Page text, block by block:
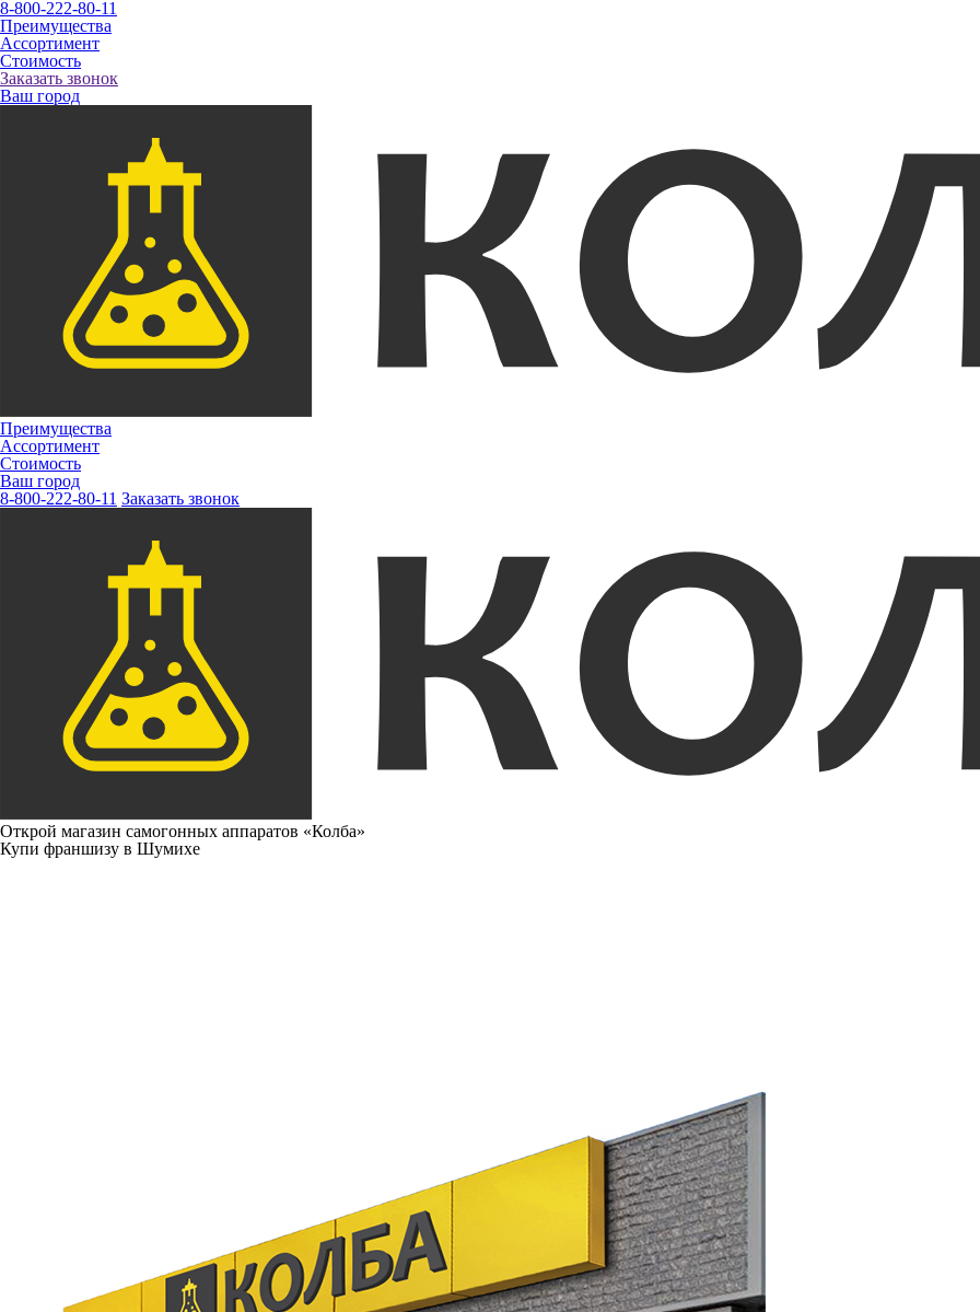
8-800-222-80-11
Преимущества
Ассортимент
Стоимость
Заказать звонок
Ваш город
Преимущества
Ассортимент
Стоимость
Ваш город
8-800-222-80-11 Заказать звонок
Открой магазин самогонных аппаратов «Колба»
Купи франшизу в Шумихе